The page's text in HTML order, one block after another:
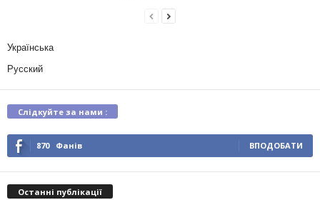
Українська
Русский
Слідкуйте за нами :
870 Фанів ВПОДОБАТИ
Останні публікації